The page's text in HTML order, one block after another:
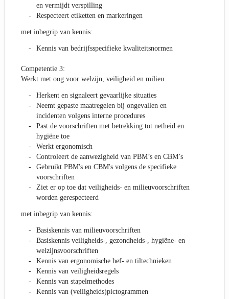
en vermijdt verspilling
Respecteert etiketten en markeringen
met inbegrip van kennis:
Kennis van bedrijfsspecifieke kwaliteitsnormen
Competentie 3:
Werkt met oog voor welzijn, veiligheid en milieu
Herkent en signaleert gevaarlijke situaties
Neemt gepaste maatregelen bij ongevallen en
incidenten volgens interne procedures
Past de voorschriften met betrekking tot netheid en
hygiëne toe
Werkt ergonomisch
Controleert de aanwezigheid van PBM’s en CBM’s
Gebruikt PBM's en CBM's volgens de specifieke
voorschriften
Ziet er op toe dat veiligheids- en milieuvoorschriften
worden gerespecteerd
met inbegrip van kennis:
Basiskennis van milieuvoorschriften
Basiskennis veiligheids-, gezondheids-, hygiëne- en
welzijnsvoorschriften
Kennis van ergonomische hef- en tiltechnieken
Kennis van veiligheidsregels
Kennis van stapelmethodes
Kennis van (veiligheids)pictogrammen